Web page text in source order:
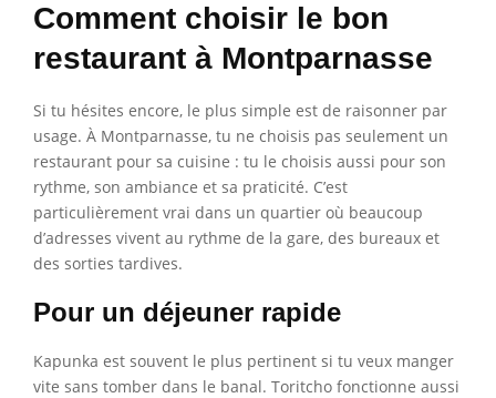
Comment choisir le bon
restaurant à Montparnasse
Si tu hésites encore, le plus simple est de raisonner par
usage. À Montparnasse, tu ne choisis pas seulement un
restaurant pour sa cuisine : tu le choisis aussi pour son
rythme, son ambiance et sa praticité. C’est
particulièrement vrai dans un quartier où beaucoup
d’adresses vivent au rythme de la gare, des bureaux et
des sorties tardives.
Pour un déjeuner rapide
Kapunka est souvent le plus pertinent si tu veux manger
vite sans tomber dans le banal. Toritcho fonctionne aussi